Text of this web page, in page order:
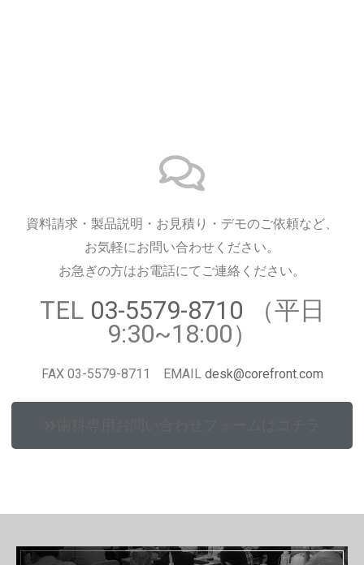
資料請求・製品説明・お見積り・デモのご依頼など、
お気軽にお問い合わせください。
お急ぎの方はお電話にてご連絡ください。
TEL 03-5579-8710 （平日
9:30~18:00）
FAX 03-5579-8711 EMAIL desk@corefront.com